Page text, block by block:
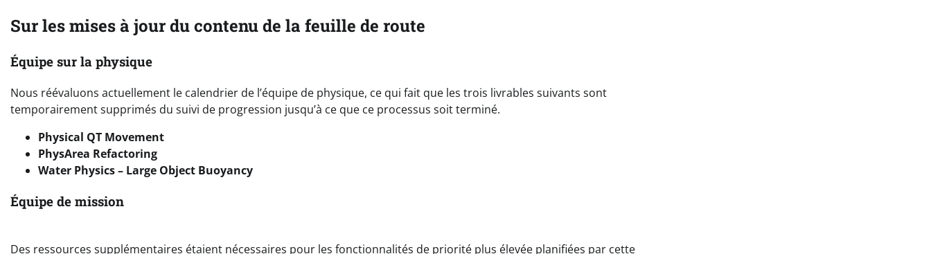
Sur les mises à jour du contenu de la feuille de route
Équipe sur la physique
Nous réévaluons actuellement le calendrier de l’équipe de physique, ce qui fait que les trois livrables suivants sont
temporairement supprimés du suivi de progression jusqu’à ce que ce processus soit terminé.
Physical QT Movement
PhysArea Refactoring
Water Physics – Large Object Buoyancy
Équipe de mission
Des ressources supplémentaires étaient nécessaires pour les fonctionnalités de priorité plus élevée planifiées par cette